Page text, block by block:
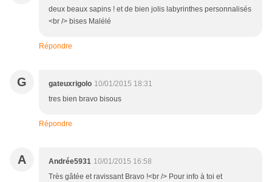
deux beaux sapins ! et de bien jolis labyrinthes personnalisés
<br /> bises Malélé
Répondre
G gateuxrigolo 10/01/2015 18:31
tres bien bravo bisous
Répondre
A Andrée5931 10/01/2015 16:58
Très gâtée et ravissant Bravo !<br /> Pour info à toi et